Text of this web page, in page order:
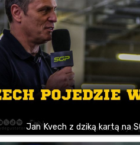
Jan Kvech z dziką kartą na